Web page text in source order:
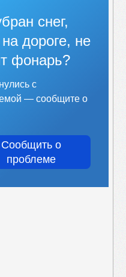
снег,
дороге, не
фонарь?
с
— сообщите о
Сообщить о
проблеме